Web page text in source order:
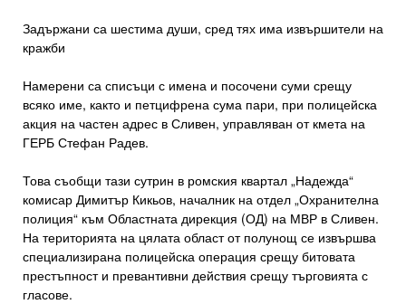
Задържани са шестима души, сред тях има извършители на
кражби
Намерени са списъци с имена и посочени суми срещу
всяко име, както и петцифрена сума пари, при полицейска
акция на частен адрес в Сливен, управляван от кмета на
ГЕРБ Стефан Радев.
Това съобщи тази сутрин в ромския квартал „Надежда“
комисар Димитър Кикьов, началник на отдел „Охранителна
полиция“ към Областната дирекция (ОД) на МВР в Сливен.
На територията на цялата област от полунощ се извършва
специализирана полицейска операция срещу битовата
престъпност и превантивни действия срещу търговията с
гласове.